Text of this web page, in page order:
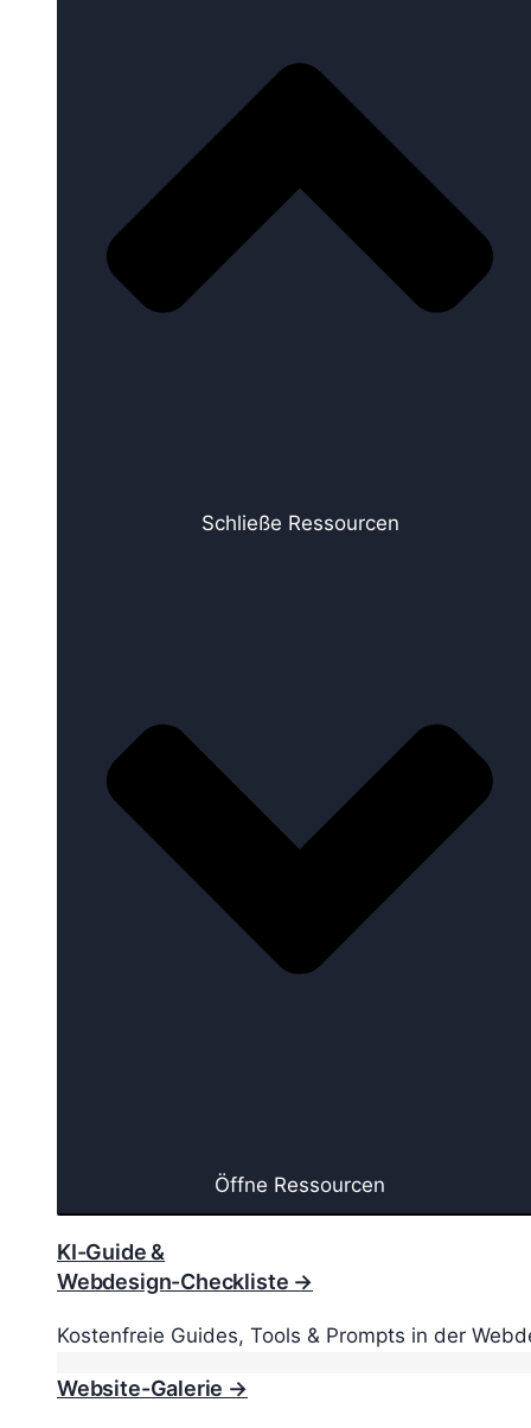
Schließe Ressourcen
Öffne Ressourcen
KI-Guide &
Webdesign-Checkliste →
Kostenfreie Guides, Tools & Prompts in der
Website-Galerie →